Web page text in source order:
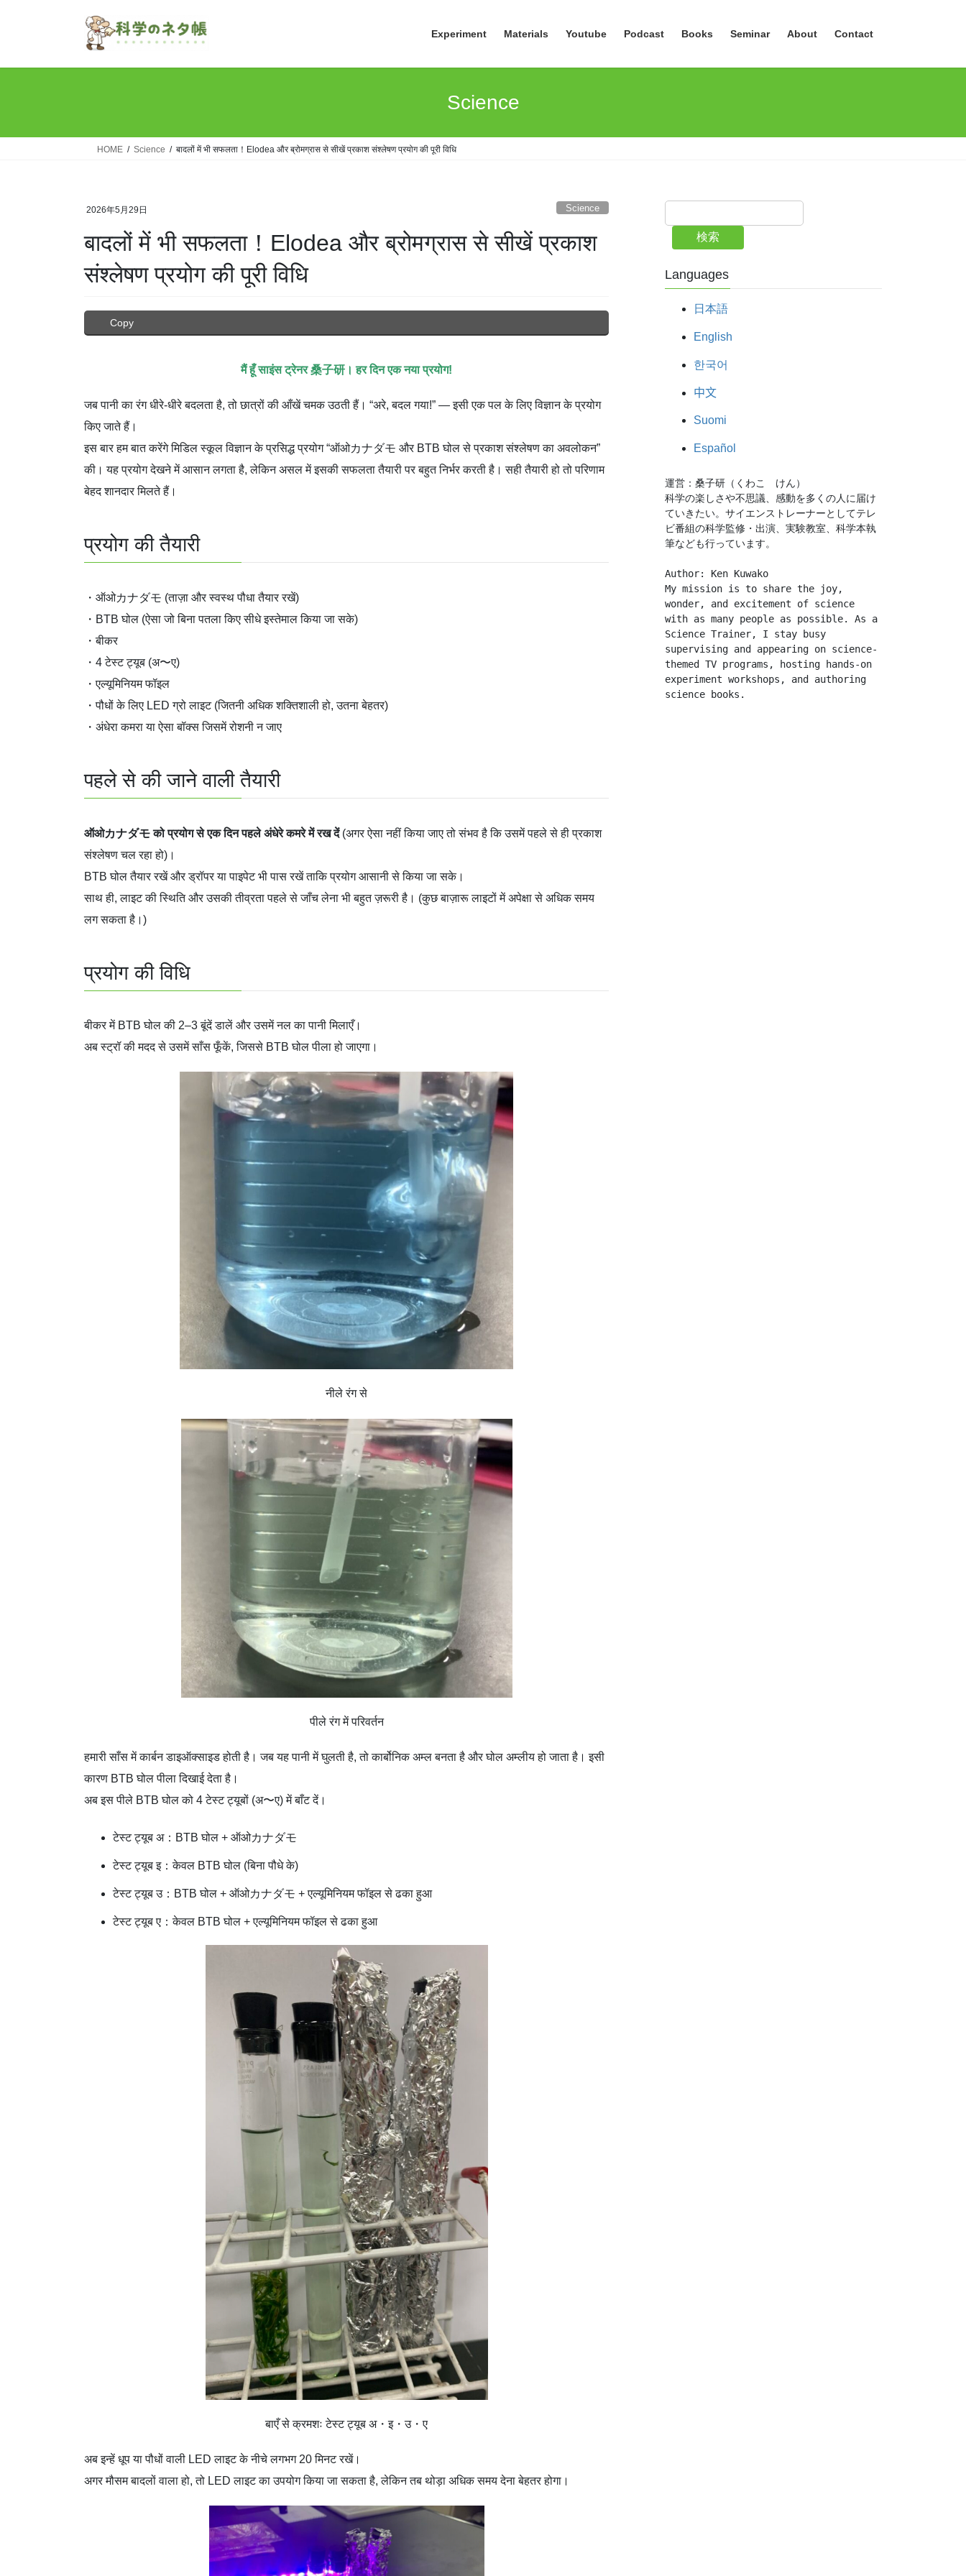
Experiment Materials Youtube Podcast Books Seminar About Contact
Science
HOME Science बादलों में भी सफलता！Elodea और ब्रोमग्रास से सीखें प्रकाश संश्लेषण प्रयोग की पूरी विधि
2026年5月29日 Science
बादलों में भी सफलता！Elodea और ब्रोमग्रास से सीखें प्रकाश
संश्लेषण प्रयोग की पूरी विधि
Copy
मैं हूँ साइंस ट्रेनर 桑子研। हर दिन एक नया प्रयोग!
जब पानी का रंग धीरे-धीरे बदलता है, तो छात्रों की आँखें चमक उठती हैं। “अरे, बदल गया!” — इसी एक पल के लिए विज्ञान के प्रयोग
किए जाते हैं।
इस बार हम बात करेंगे मिडिल स्कूल विज्ञान के प्रसिद्ध प्रयोग “ऑओカナダモ और BTB घोल से प्रकाश संश्लेषण का अवलोकन”
की। यह प्रयोग देखने में आसान लगता है, लेकिन असल में इसकी सफलता तैयारी पर बहुत निर्भर करती है। सही तैयारी हो तो परिणाम
बेहद शानदार मिलते हैं।
प्रयोग की तैयारी
・ऑओカナダモ (ताज़ा और स्वस्थ पौधा तैयार रखें)
・BTB घोल (ऐसा जो बिना पतला किए सीधे इस्तेमाल किया जा सके)
・बीकर
・4 टेस्ट ट्यूब (अ〜ए)
・एल्यूमिनियम फॉइल
・पौधों के लिए LED ग्रो लाइट (जितनी अधिक शक्तिशाली हो, उतना बेहतर)
・अंधेरा कमरा या ऐसा बॉक्स जिसमें रोशनी न जाए
पहले से की जाने वाली तैयारी
ऑओカナダモ को प्रयोग से एक दिन पहले अंधेरे कमरे में रख दें(अगर ऐसा नहीं किया जाए तो संभव है कि उसमें पहले से ही प्रकाश
संश्लेषण चल रहा हो)।
BTB घोल तैयार रखें और ड्रॉपर या पाइपेट भी पास रखें ताकि प्रयोग आसानी से किया जा सके।
साथ ही, लाइट की स्थिति और उसकी तीव्रता पहले से जाँच लेना भी बहुत ज़रूरी है। (कुछ बाज़ारू लाइटों में अपेक्षा से अधिक समय
लग सकता है।)
प्रयोग की विधि
बीकर में BTB घोल की 2–3 बूंदें डालें और उसमें नल का पानी मिलाएँ।
अब स्ट्रॉ की मदद से उसमें साँस फूँकें, जिससे BTB घोल पीला हो जाएगा।
नीले रंग से
पीले रंग में परिवर्तन
हमारी साँस में कार्बन डाइऑक्साइड होती है। जब यह पानी में घुलती है, तो कार्बोनिक अम्ल बनता है और घोल अम्लीय हो जाता है। इसी
कारण BTB घोल पीला दिखाई देता है।
अब इस पीले BTB घोल को 4 टेस्ट ट्यूबों (अ〜ए) में बाँट दें।
टेस्ट ट्यूब अ：BTB घोल + ऑओカナダモ
टेस्ट ट्यूब इ：केवल BTB घोल (बिना पौधे के)
टेस्ट ट्यूब उ：BTB घोल + ऑओカナダモ + एल्यूमिनियम फॉइल से ढका हुआ
टेस्ट ट्यूब ए：केवल BTB घोल + एल्यूमिनियम फॉइल से ढका हुआ
बाएँ से क्रमशः टेस्ट ट्यूब अ・इ・उ・ए
अब इन्हें धूप या पौधों वाली LED लाइट के नीचे लगभग 20 मिनट रखें।
अगर मौसम बादलों वाला हो, तो LED लाइट का उपयोग किया जा सकता है, लेकिन तब थोड़ा अधिक समय देना बेहतर होगा।
検索
Languages
日本語
English
한국어
中文
Suomi
Español
運営：桑子研（くわこ　けん）
科学の楽しさや不思議、感動を多くの人に届け
ていきたい。サイエンストレーナーとしてテレ
ビ番組の科学監修・出演、実験教室、科学本執
筆なども行っています。
Author: Ken Kuwako
My mission is to share the joy,
wonder, and excitement of science
with as many people as possible. As a
Science Trainer, I stay busy
supervising and appearing on science-
themed TV programs, hosting hands-on
experiment workshops, and authoring
science books.